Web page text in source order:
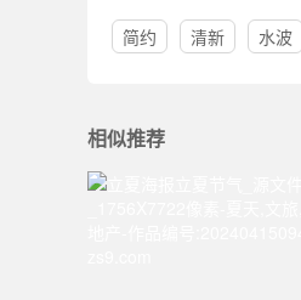
简约 清新 水波
相似推荐